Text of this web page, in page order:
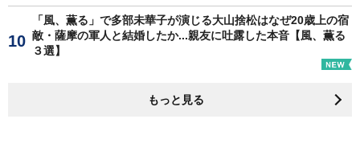
「風、薫る」で多部未華子が演じる大山捨松はなぜ20歳上の宿
敵・薩摩の軍人と結婚したか...親友に吐露した本音【風、薫る
３選】
もっと見る